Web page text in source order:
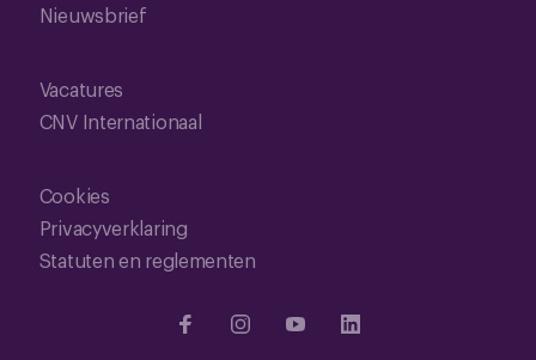
Nieuwsbrief
Vacatures
CNV Internationaal
Cookies
Privacyverklaring
Statuten en reglementen